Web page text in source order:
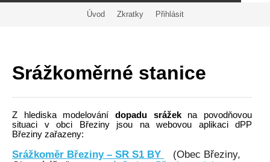
Úvod Zkratky Přihlásit
Srážkoměrné stanice
Z hlediska modelování dopadu srážekna povodňovou
situaci v obci Březiny jsou na webovou aplikaci dPP
Březiny zařazeny:
Srážkoměr Březiny – SR S1 BY
(Obec Březiny,